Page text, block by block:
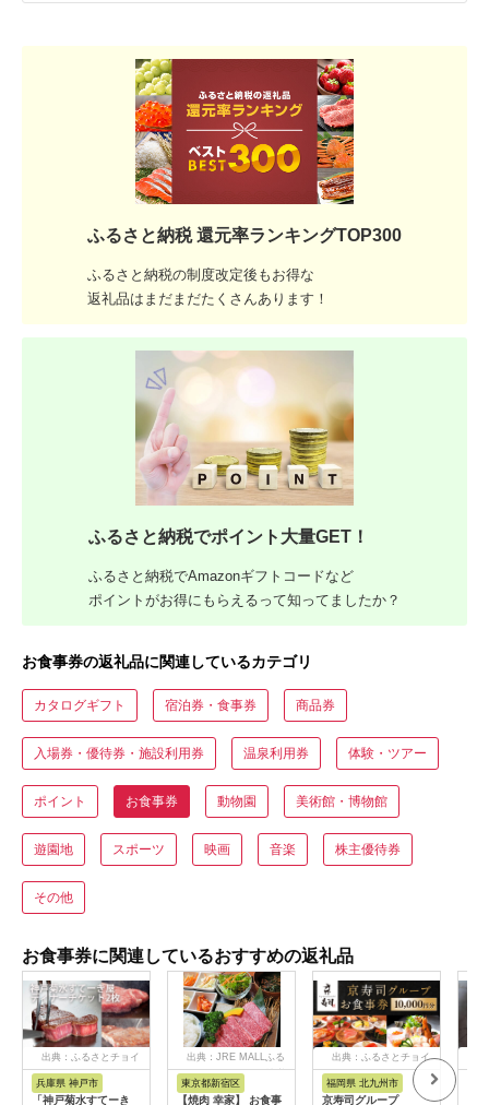
ふるさと納税 還元率ランキングTOP300
ふるさと納税の制度改定後もお得な
返礼品はまだまだたくさんあります！
ふるさと納税でポイント大量GET！
ふるさと納税でAmazonギフトコードなど
ポイントがお得にもらえるって知ってましたか？
お食事券の返礼品に関連しているカテゴリ
カタログギフト 宿泊券・食事券 商品券
入場券・優待券・施設利用券 温泉利用券 体験・ツアー
ポイント お食事券 動物園 美術館・博物館
遊園地 スポーツ 映画 音楽 株主優待券
その他
お食事券に関連しているおすすめの返礼品
出典：ふるさとチョイ
ス
兵庫県 神戸市
「神戸菊水すてーき
出典：JRE MALLふる
さと納税
東京都新宿区
【焼肉 幸家】 お食事
出典：ふるさとチョイ
福岡県 北九州市
京寿司グループ